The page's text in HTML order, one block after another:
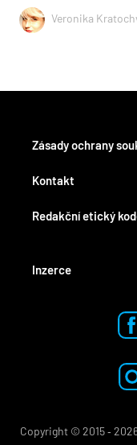
Veronika
Kontakt
Redakční etický
Inzerce
Zásady ochrany
Copyright © 2015 ‐